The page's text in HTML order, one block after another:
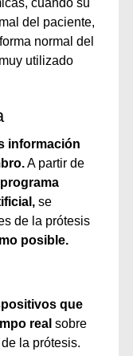
cuando su
del paciente,
normal del
utilizado
información
A partir de
programa
se
de la prótesis
posible.
que
real sobre
la prótesis.